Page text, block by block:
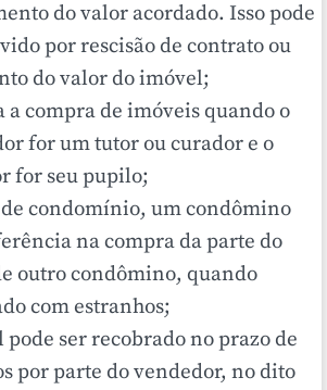
do valor acordado. Isso pode
por rescisão de contrato ou
do valor do imóvel;
a compra de imóveis quando o
for um tutor ou curador e o
for seu pupilo;
de condomínio, um condômino
na compra da parte do
outro condômino, quando
com estranhos;
pode ser recobrado no prazo de
por parte do vendedor, no dito